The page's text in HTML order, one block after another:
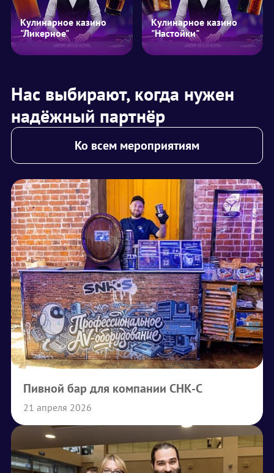
Кулинарное казино
"Ликерное"
Кулинарное казино
"Настойки"
Нас выбирают, когда нужен
надёжный партнёр
Ко всем мероприятиям
Пивной бар для компании СНК-С
21 апреля 2026